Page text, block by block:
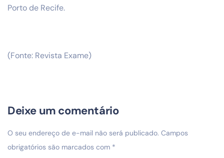
Porto de Recife.
(Fonte: Revista Exame)
Deixe um comentário
O seu endereço de e-mail não será publicado. Campos
obrigatórios são marcados com *